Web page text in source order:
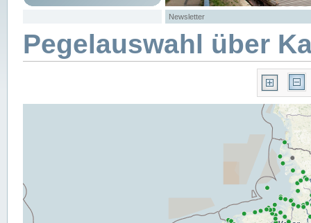
Newsletter
Pegelauswahl über